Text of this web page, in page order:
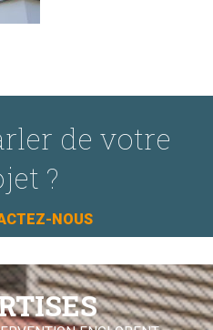
de votre
?
NOUS